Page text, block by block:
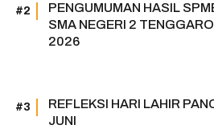
PENGUMUMAN HASIL
SMA NEGERI 2
2026
REFLEKSI HARI LAHIR
JUNI